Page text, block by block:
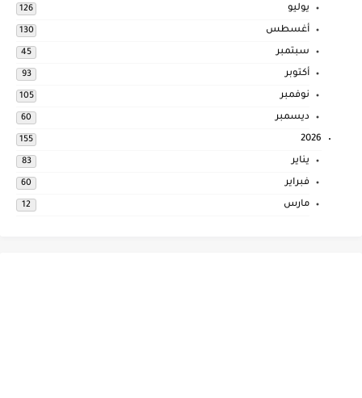
يوليو 126
أغسطس 130
سبتمبر 45
أكتوبر 93
نوفمبر 105
ديسمبر 60
2026
155
يناير 83
فبراير 60
مارس 12